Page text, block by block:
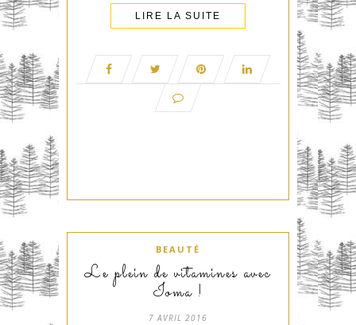
LIRE LA SUITE
BEAUTÉ
Le plein de vitamines avec
Ioma !
7 AVRIL 2016